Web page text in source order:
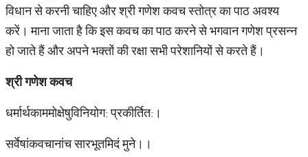
विधान से करनी चाहिए और श्री गणेश कवच स्तोत्र का पाठ अवश्य
करें। माना जाता है कि इस कवच का पाठ करने से भगवान गणेश प्रसन्न
हो जाते हैं और अपने भक्तों की रक्षा सभी परेशानियों से करते हैं।
श्री गणेश कवच
धर्मार्थकाममोक्षेषुविनियोग: प्रकीर्तित:।
सर्वेषांकवचानांच सारभूतमिदं मुने।।